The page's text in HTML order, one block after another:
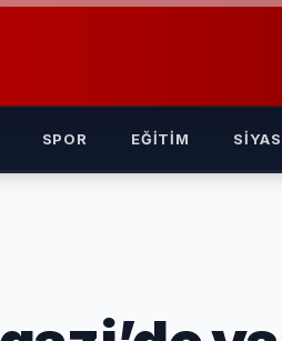
SPOR EĞITIM